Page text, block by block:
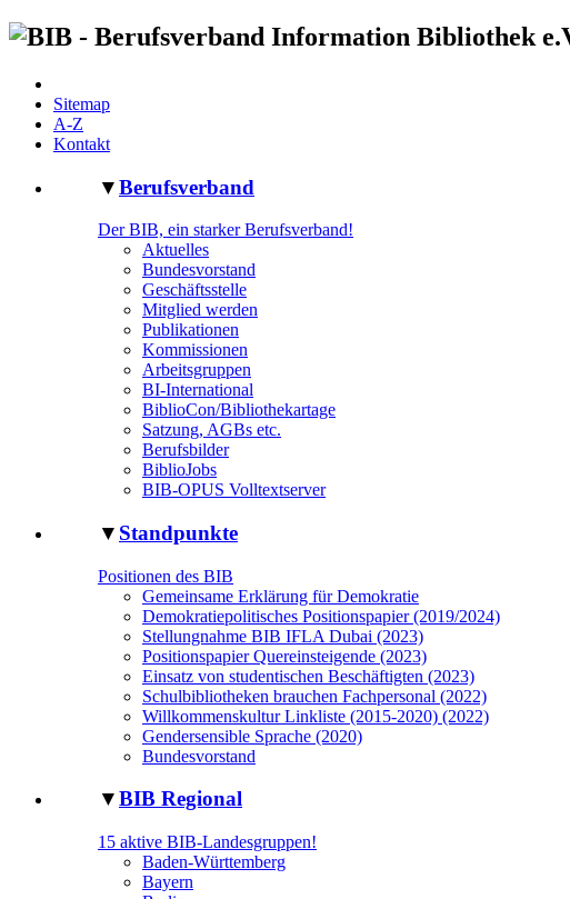
Sitemap
A-Z
Kontakt
▼Berufsverband
Der BIB, ein starker Berufsverband!
Aktuelles
Bundesvorstand
Geschäftsstelle
Mitglied werden
Publikationen
Kommissionen
Arbeitsgruppen
BI-International
BiblioCon/Bibliothekartage
Satzung, AGBs etc.
Berufsbilder
BiblioJobs
BIB-OPUS Volltextserver
▼ Standpunkte
Positionen des BIB
Gemeinsame Erklärung für Demokratie
Demokratiepolitisches Positionspapier (2019/2024)
Stellungnahme BIB IFLA Dubai (2023)
Positionspapier Quereinsteigende (2023)
Einsatz von studentischen Beschäftigten (2023)
Schulbibliotheken brauchen Fachpersonal (2022)
Willkommenskultur Linkliste (2015-2020) (2022)
Gendersensible Sprache (2020)
Bundesvorstand
▼BIB Regional
15 aktive BIB-Landesgruppen!
Baden-Württemberg
Bayern